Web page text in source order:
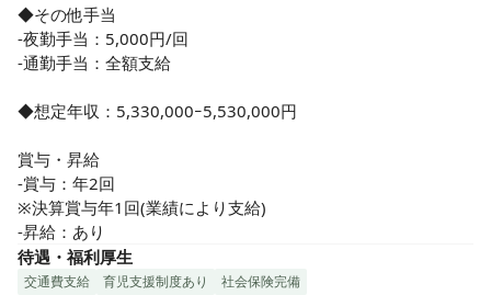
◆その他手当
-夜勤手当：5,000円/回
-通勤手当：全額支給
◆想定年収：5,330,000ｰ5,530,000円
賞与・昇給
-賞与：年2回
※決算賞与年1回(業績により支給)
-昇給：あり
待遇・福利厚生
交通費支給 育児支援制度あり 社会保険完備